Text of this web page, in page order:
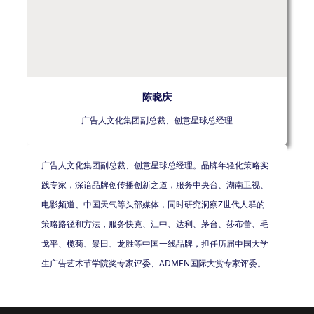
陈晓庆
广告人文化集团副总裁、创意星球总经理
广告人文化集团副总裁、创意星球总经理。品牌年轻化策略实
践专家，深谙品牌创传播创新之道，服务中央台、湖南卫视、
电影频道、中国天气等头部媒体，同时研究洞察Z世代人群的
策略路径和方法，服务快克、江中、达利、茅台、莎布蕾、毛
戈平、榄菊、景田、龙胜等中国一线品牌，担任历届中国大学
生广告艺术节学院奖专家评委、ADMEN国际大赏专家评委。